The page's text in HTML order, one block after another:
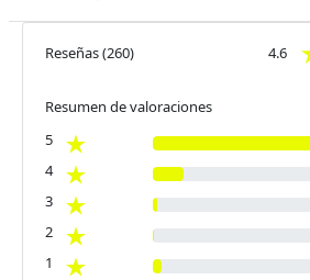
Reseñas(260) 4.6
Resumen de valoraciones
5
4
3
2
1